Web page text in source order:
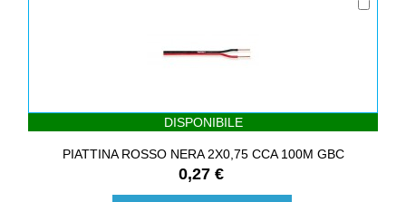
DISPONIBILE
PIATTINA ROSSO NERA 2X0,75 CCA 100M GBC
0,27 €